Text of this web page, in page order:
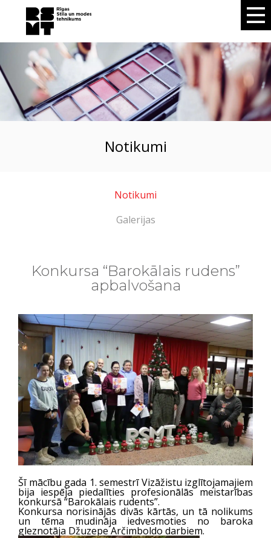
notikumi
Notikumi
Galerijas
Konkursa “Barokālais rudens”
apbalvošana
Šī mācību gada 1. semestrī Vizāžistu izglītojamajiem
bija iespēja piedalīties profesionālās meistarības
konkursā “Barokālais rudents”.
Konkursa norisinājās divās kārtās, un tā nolikums
un tēma mudināja iedvesmoties no baroka
gleznotāja Džuzepe Arčimboldo darbiem.